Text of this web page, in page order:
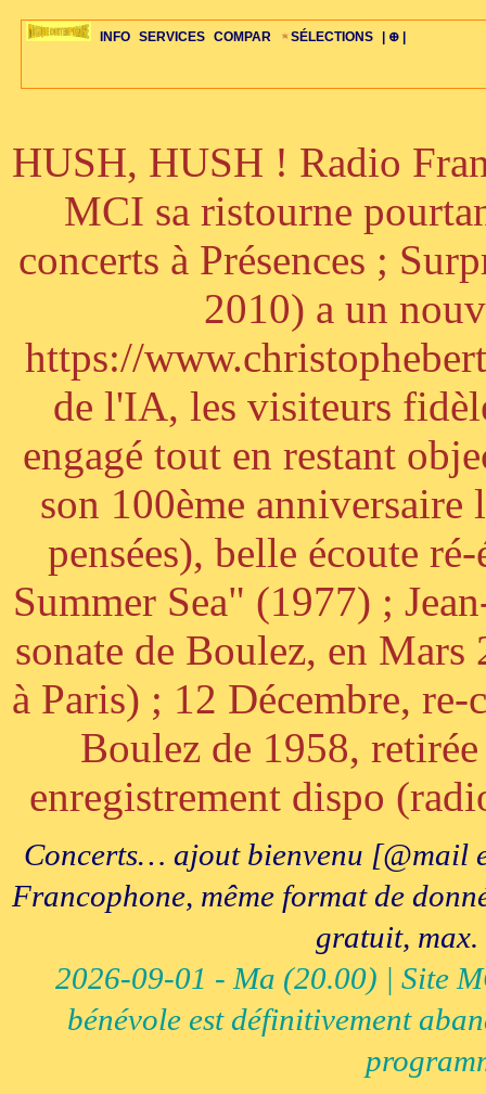
INFO
ÉDITORIAUX ACTUS-CONCERTS HISTOIRE PAYS STYLES-ÉCOLES
SERVICES
MAJ-LISTE ARCH-CONCERTS LIENS RADIOS VIDÉOS PLAN FAQS
COMPAR
SÉLECTION GUIDE-EXPRESS ŒUVRES BIOGRAPHIES PERSPECTIVE
SÉLECTIONS
SÉLECTION COMPOS-INTRO COMPO-INDIV ŒUVRES-INDIV
| ⊕ |
20ÈME PARAL 1001 CD TOP-REC BONUS-ROMANS BONUS-FILMS
CELLO-C
ALTO-C
VIOLON-C
PIANO-CONC GRAND-
HUSH, HUSH ! Radio
MCI sa ristourne
concerts à Présences ;
2010) a un
https://
de l'IA, les visiteurs
engagé tout en restant
son 100ème
pensées), belle écoute
Summer Sea" (1977) ;
sonate de Boulez, en
à Paris) ; 12 Décembre,
Boulez de 1958,
enregistrement dispo
Concerts… ajout bienvenu [@mail
Francophone, même format de
gratuit,
2026-09-01 - Ma (20.00) | Site
bénévole est définitivement